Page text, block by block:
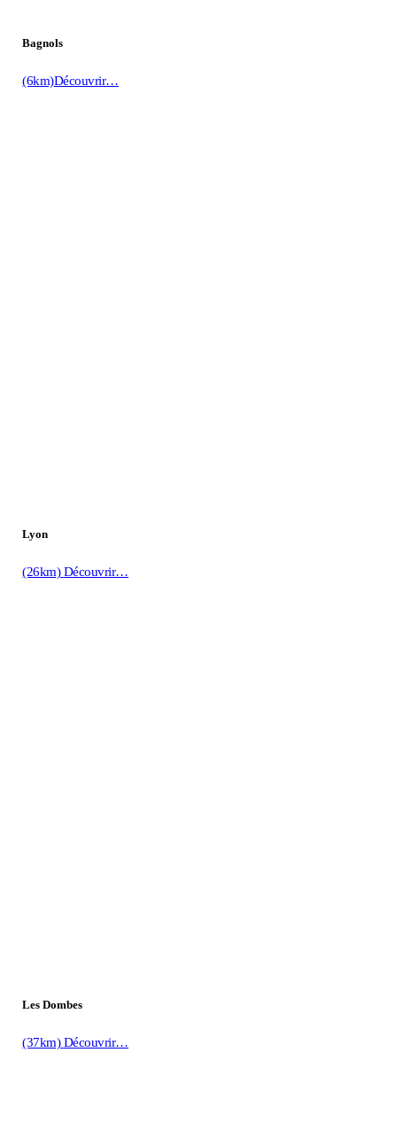
Bagnols
(6km)Découvrir…
Lyon
(26km)Découvrir…
Les Dombes
(37km)Découvrir…